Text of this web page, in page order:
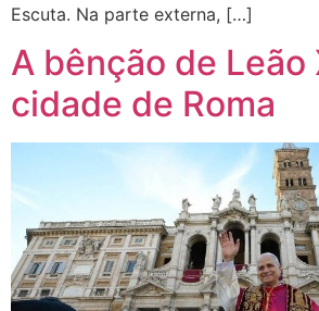
Escuta. Na parte externa, […]
A bênção de Leão
cidade de Roma